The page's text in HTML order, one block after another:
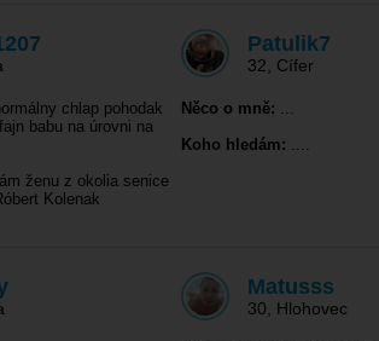
chlap pohodak
babu na úrovni na
ženu z okolia senice
Kolenak
Patulik7
32 Cífer
Něco o mně: ...
Koho hledám: ....
Matusss
30 Hlohovec